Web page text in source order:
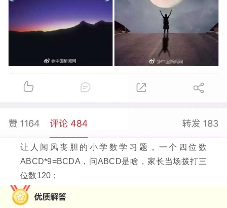
让人闻风丧胆的小学数学习题，一个四位数
ABCD*9=BCDA，问ABCD是啥，家长当场拨打三
位数120；